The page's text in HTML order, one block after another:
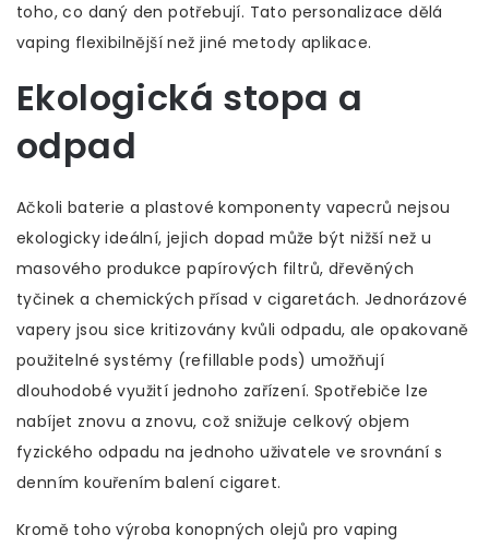
toho, co daný den potřebují. Tato personalizace dělá
vaping flexibilnější než jiné metody aplikace.
Ekologická stopa a
odpad
Ačkoli baterie a plastové komponenty vapecrů nejsou
ekologicky ideální, jejich dopad může být nižší než u
masového produkce papírových filtrů, dřevěných
tyčinek a chemických přísad v cigaretách. Jednorázové
vapery jsou sice kritizovány kvůli odpadu, ale opakovaně
použitelné systémy (refillable pods) umožňují
dlouhodobé využití jednoho zařízení. Spotřebiče lze
nabíjet znovu a znovu, což snižuje celkový objem
fyzického odpadu na jednoho uživatele ve srovnání s
denním kouřením balení cigaret.
Kromě toho výroba konopných olejů pro vaping